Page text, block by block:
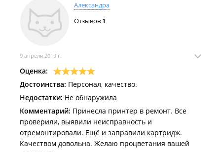
Александра
Отзывов 1
9 апреля 2019 г.
Оценка:
Достоинства: Персонал, качество.
Недостатки: Не обнаружила
Комментарий: Принесла принтер в ремонт. Все
проверили, выявили неисправность и
отремонтировали. Ещё и заправили картридж.
Качеством довольна. Желаю процветания вашей